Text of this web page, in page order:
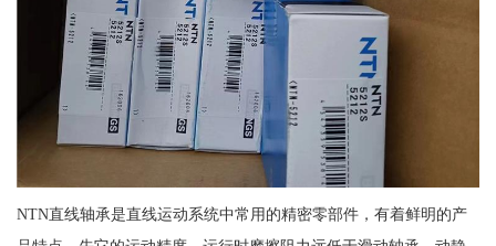
NTN直线轴承是直线运动系统中常用的精密零部件，有着鲜明的产